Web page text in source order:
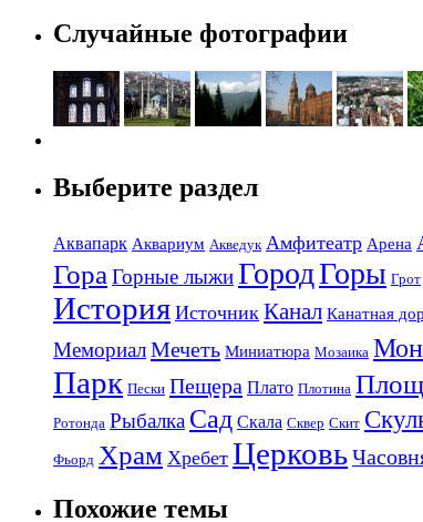
Случайные фотографии
Выберите раздел
Аквапарк Аквариум Акведук Амфитеатр Арена
Гора Горные лыжиГородГоры Грот
История Источник Канал Канатная
МемориалМечеть Миниатюра Мозаика
Парк Пески Пещера Плато Плотина
Ротонда Рыбалка Сад Скала Сквер Скит
Фьорд Храм Хребет Церковь
Похожие темы